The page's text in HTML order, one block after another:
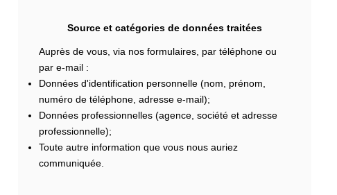
Source et catégories de données traitées
Auprès de vous, via nos formulaires, par téléphone ou
par e-mail :
Données d'identification personnelle (nom, prénom,
numéro de téléphone, adresse e-mail);
Données professionnelles (agence, société et adresse
professionnelle);
Toute autre information que vous nous auriez
communiquée.